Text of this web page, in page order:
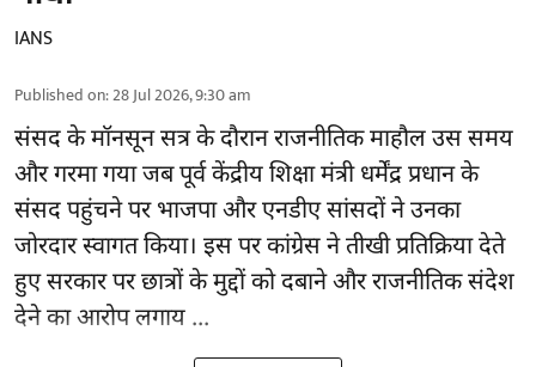
IANS
Published on:28 Jul 2026, 9:30 am
संसद के मॉनसून सत्र के दौरान राजनीतिक माहौल उस समय
और गरमा गया जब पूर्व केंद्रीय शिक्षा मंत्रीधर्मेंद्र प्रधानके
संसद पहुंचने पर भाजपा और एनडीए सांसदों ने उनका
जोरदार स्वागत किया। इस पर कांग्रेस ने तीखी प्रतिक्रिया देते
हुए सरकार पर छात्रों के मुद्दों को दबाने और राजनीतिक संदेश
देने का आरोप लगाय ...